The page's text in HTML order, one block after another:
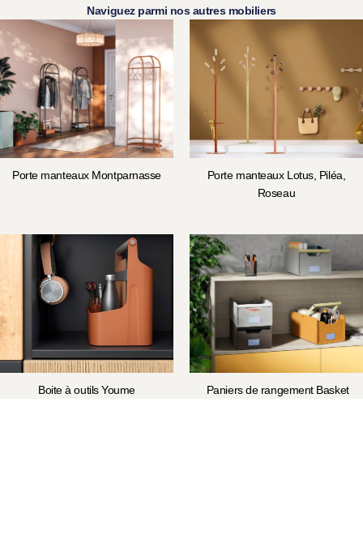
Naviguez parmi nos autres mobiliers
Porte manteaux Montparnasse
Porte manteaux Lotus, Piléa,
Roseau
Boite à outils Youme Paniers de rangement Basket